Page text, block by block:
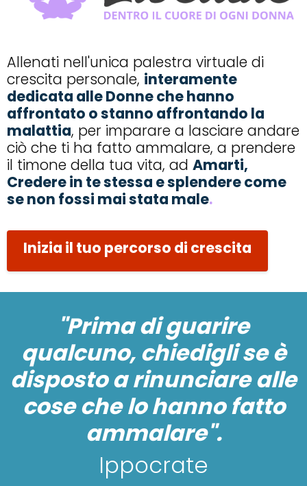
Allenati nell'unica palestra virtuale di
crescita personale, interamente
dedicata alle Donne che hanno
affrontato o stanno affrontando la
malattia, per imparare a lasciare andare
ciò che ti ha fatto ammalare, a prendere
il timone della tua vita, ad Amarti,
Credere in te stessa e splendere come
se non fossi mai stata male.
Inizia il tuo percorso di crescita
"Prima di guarire
qualcuno, chiedigli se è
disposto a rinunciare alle
cose che lo hanno fatto
ammalare".
Ippocrate